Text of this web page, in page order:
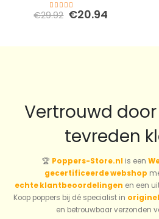
3.50 out of 5
€29.92 Oorspronkelijke
€20.94Huidige
Vertrouwd
tevreden
🏆 Poppers-Store.nl is een
gecertificeerde webshop
echte klantbeoordelingen en een
Koop poppers bij dé specialist in
en betrouwbaar verzonden